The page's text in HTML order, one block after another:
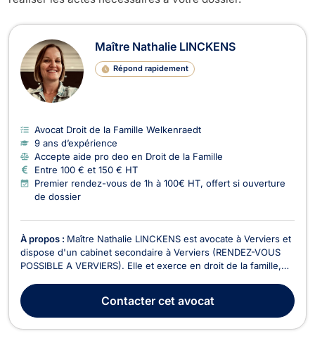
Maître Nathalie LINCKENS
Répond rapidement
Avocat Droit de la Famille Welkenraedt
9 ans d’expérience
Accepte aide pro deo en Droit de la Famille
Entre 100 € et 150 € HT
Premier rendez-vous de 1h à 100€ HT, offert si ouverture
de dossier
À propos : Maître Nathalie LINCKENS est avocate à Verviers et
dispose d'un cabinet secondaire à Verviers (RENDEZ-VOUS
POSSIBLE A VERVIERS). Elle et exerce en droit de la famille,
l’immobilier, en droit des garanties des sûretés et des
mesures d’exécution ainsi qu’en droit des a...
Contactercet avocat